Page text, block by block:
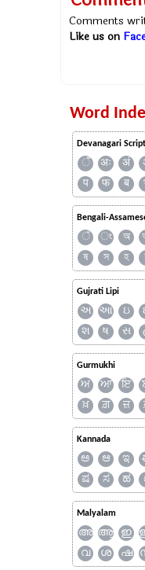
Comments
Like us on
Word
Devanagari Script
ँ अः अं
प
फ ब
Bengali-
ঁ ং অ
ষ
স হ
Gujrati Lipi
અ આ ઇ
શ
ષ સ
Gurmukhi
ਅ ਆ ਇ
ਖ਼
ਗ਼ ਜ਼
Kannada
ಅ ಆ ಇ
ಷ
ಸ ಹ
Malyalam
അ ആ ഇ
വ
ശ ഷ